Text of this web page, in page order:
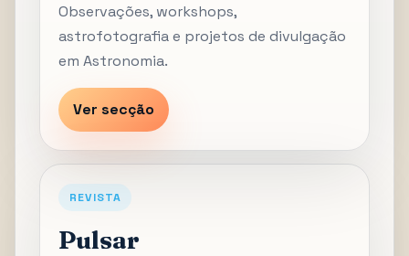
Observações, workshops,
astrofotografia e projetos de divulgação
em Astronomia.
Ver secção
REVISTA
Pulsar